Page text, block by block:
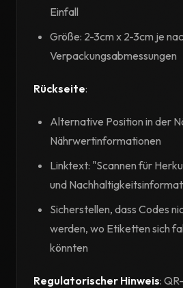
Einfall
Größe: 2-3cm x 2-3cm je
Verpackungsabmessungen
Rückseite:
Alternative Position in der
Nährwertinformationen
Linktext: "Scannen für
und
Sicherstellen, dass Codes
werden, wo Etiketten sich
könnten
Regulatorischer Hinweis: